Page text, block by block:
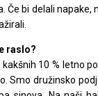
Če bi delali napake,
raslo?
10 % letno
Smo družinsko